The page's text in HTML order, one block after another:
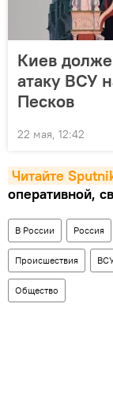
Киев
атаку ВСУ
Песков
22 мая, 12:42
Читайте
оперативной,
В России Россия
Происшествия
Общество